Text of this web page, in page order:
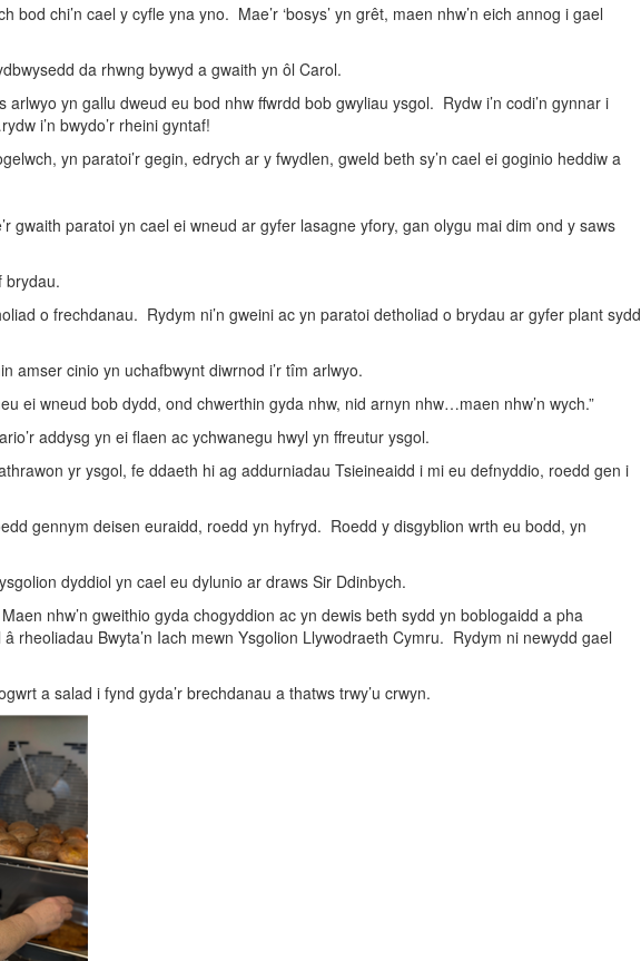
chi’n cael y cyfle yna yno. Mae’r ‘bosys’ yn grêt, maen nhw’n eich annog i gael
da rhwng bywyd a gwaith yn ôl Carol.
yn gallu dweud eu bod nhw ffwrdd bob gwyliau ysgol. Rydw i’n codi’n gynnar i
i’n bwydo’r rheini gyntaf!
yn paratoi’r gegin, edrych ar y fwydlen, gweld beth sy’n cael ei goginio heddiw a
paratoi yn cael ei wneud ar gyfer lasagne yfory, gan olygu mai dim ond y saws
brydau.
o frechdanau. Rydym ni’n gweini ac yn paratoi detholiad o brydau ar gyfer plant sydd
amser cinio yn uchafbwynt diwrnod i’r tîm arlwyo.
ei wneud bob dydd, ond chwerthin gyda nhw, nid arnyn nhw…maen nhw’n wych.”
addysg yn ei flaen ac ychwanegu hwyl yn ffreutur ysgol.
yr ysgol, fe ddaeth hi ag addurniadau Tsieineaidd i mi eu defnyddio, roedd gen i
gennym deisen euraidd, roedd yn hyfryd. Roedd y disgyblion wrth eu bodd, yn
dyddiol yn cael eu dylunio ar draws Sir Ddinbych.
nhw’n gweithio gyda chogyddion ac yn dewis beth sydd yn boblogaidd a pha
rheoliadau Bwyta’n Iach mewn Ysgolion Llywodraeth Cymru. Rydym ni newydd gael
a salad i fynd gyda’r brechdanau a thatws trwy’u crwyn.